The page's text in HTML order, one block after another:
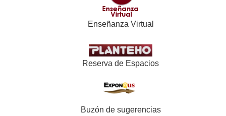
Enseñanza Virtual
Reserva de Espacios
Buzón de sugerencias